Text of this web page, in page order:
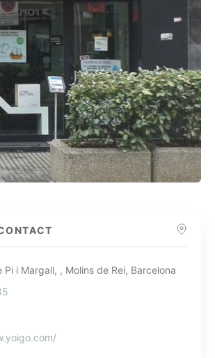
Pi i Margall, , Molins de Rei, Barcelona